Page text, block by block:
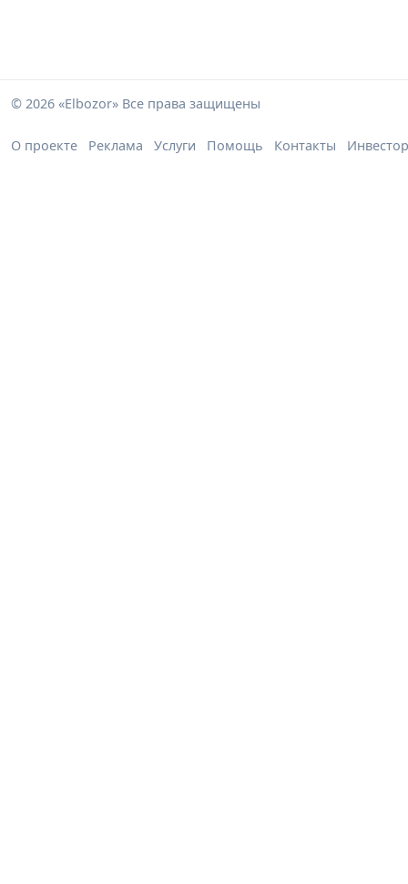
© 2026 «Elbozor» Все права защищены
О проекте Реклама Услуги Помощь Контакты